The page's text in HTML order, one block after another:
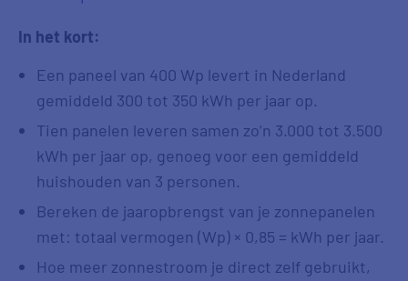
In het kort:
Een paneel van 400 Wp levert in Nederland
gemiddeld 300 tot 350 kWh per jaar op.
Tien panelen leveren samen zo’n 3.000 tot 3.500
kWh per jaar op, genoeg voor een gemiddeld
huishouden van 3 personen.
Bereken de jaaropbrengst van je zonnepanelen
met: totaal vermogen (Wp) × 0,85 = kWh per jaar.
Hoe meer zonnestroom je direct zelf gebruikt,